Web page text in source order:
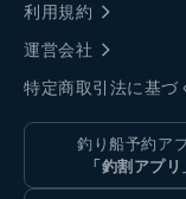
利用規約
運営会社
特定商取引法に基づ
釣り船予約ア
「釣割アプリ